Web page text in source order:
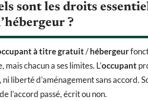
sont les droits
?
à titre gratuit/hébergeur
mais chacun a ses limites. L’occupant
ni liberté d’aménagement sans accord.
l’accord passé, écrit ou non.